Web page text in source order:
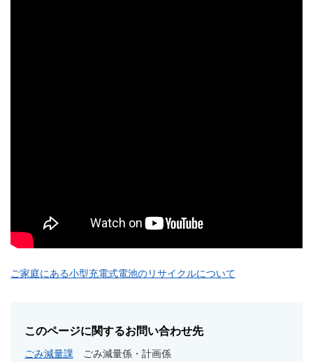
ご家庭にある小型充電式電池のリサイクルについて
このページに関するお問い合わせ先
ごみ減量課
ごみ減量係・計画係